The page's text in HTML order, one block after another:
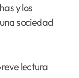
y los
sociedad
lectura